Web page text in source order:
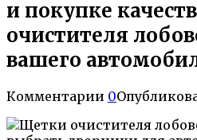
и покупке
очистителя
вашего
Комментарии 0